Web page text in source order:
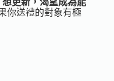
你送禮的對象有極